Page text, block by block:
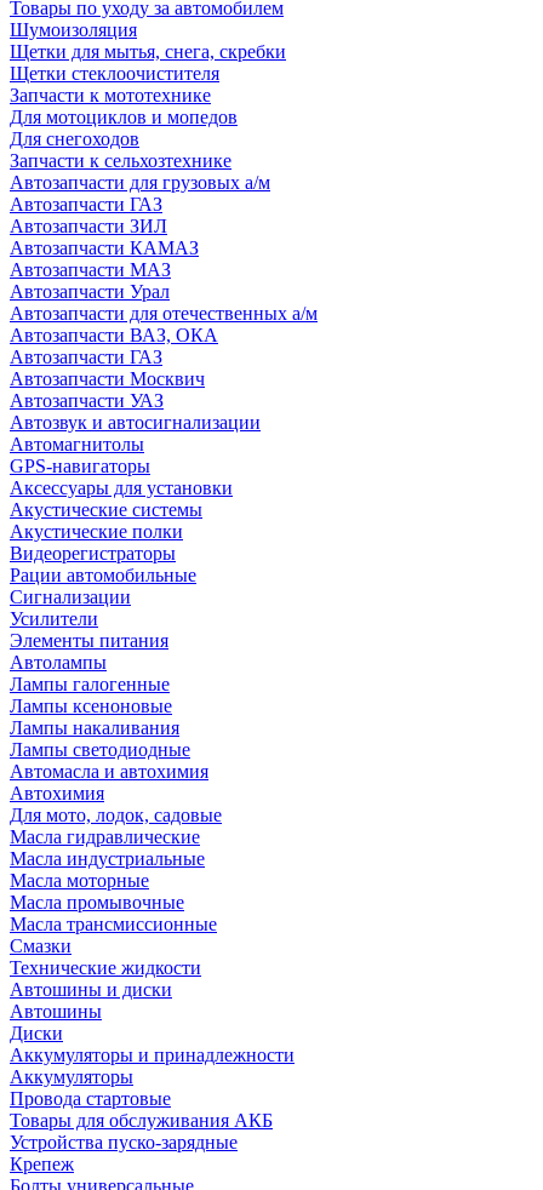
Товары по уходу за автомобилем
Шумоизоляция
Щетки для мытья, снега, скребки
Щетки стеклоочистителя
Запчасти к мототехнике
Для мотоциклов и мопедов
Для снегоходов
Запчасти к сельхозтехнике
Автозапчасти для грузовых а/м
Автозапчасти ГАЗ
Автозапчасти ЗИЛ
Автозапчасти КАМАЗ
Автозапчасти МАЗ
Автозапчасти Урал
Автозапчасти для отечественных а/м
Автозапчасти ВАЗ, ОКА
Автозапчасти ГАЗ
Автозапчасти Москвич
Автозапчасти УАЗ
Автозвук и автосигнализации
Автомагнитолы
GPS-навигаторы
Аксессуары для установки
Акустические системы
Акустические полки
Видеорегистраторы
Рации автомобильные
Сигнализации
Усилители
Элементы питания
Автолампы
Лампы галогенные
Лампы ксеноновые
Лампы накаливания
Лампы светодиодные
Автомасла и автохимия
Автохимия
Для мото, лодок, садовые
Масла гидравлические
Масла индустриальные
Масла моторные
Масла промывочные
Масла трансмиссионные
Смазки
Технические жидкости
Автошины и диски
Автошины
Диски
Аккумуляторы и принадлежности
Аккумуляторы
Провода стартовые
Товары для обслуживания АКБ
Устройства пуско-зарядные
Крепеж
Болты универсальные